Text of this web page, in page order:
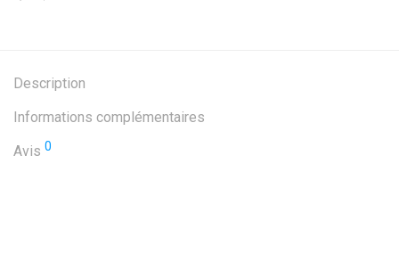
Description
Informations complémentaires
Avis 0